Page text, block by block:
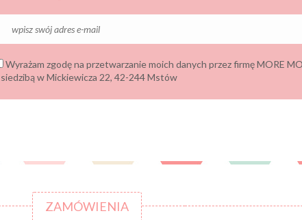
Wyrażam zgodę na przetwarzanie moich danych przez firmę MORE
siedzibą w Mickiewicza 22, 42-244 Mstów
ZAMÓWIENIA